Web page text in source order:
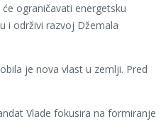
ograničavati energetsku
i održivi razvoj Džemala
je nova vlast u zemlji. Pred
Vlade fokusira na formiranje